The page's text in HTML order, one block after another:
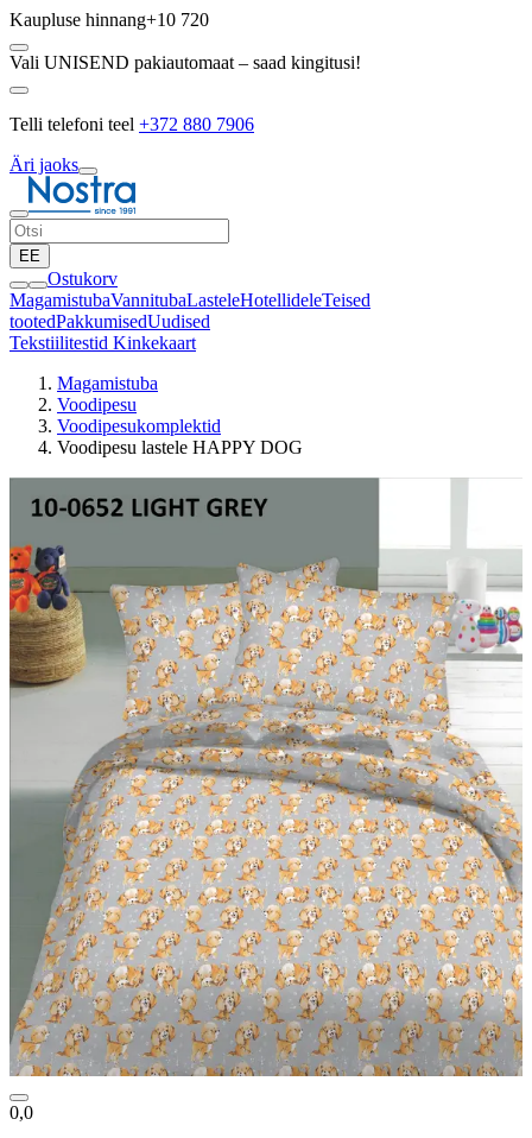
Kaupluse hinnang+10 720
Vali UNISEND pakiautomaat – saad kingitusi!
Telli telefoni teel +372 880 7906
Äri jaoks
EE
Ostukorv
MagamistubaVannitubaLasteleHotellideleTeised
tootedPakkumisedUudised
Tekstiilitestid Kinkekaart
Magamistuba
Voodipesu
Voodipesukomplektid
Voodipesu lastele HAPPY DOG
0,0